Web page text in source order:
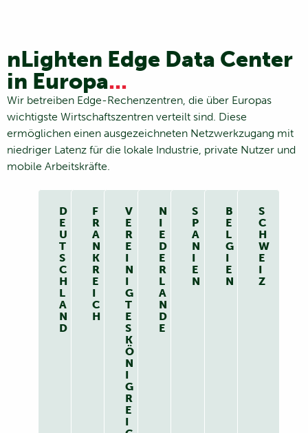
nLighten Edge Data Center
in Europa...
Wir betreiben Edge-Rechenzentren, die über Europas
wichtigste Wirtschaftszentren verteilt sind. Diese
ermöglichen einen ausgezeichneten Netzwerkzugang mit
niedriger Latenz für die lokale Industrie, private Nutzer und
mobile Arbeitskräfte.
D
E
U
T
S
C
H
L
A
N
D
F
R
A
N
K
R
E
I
C
H
V
E
R
E
I
N
I
G
T
E
S
K
Ö
N
I
G
R
E
I
N
I
E
D
E
R
L
A
N
D
E
S
P
A
N
I
E
N
B
E
L
G
I
E
N
S
C
H
W
E
I
Z